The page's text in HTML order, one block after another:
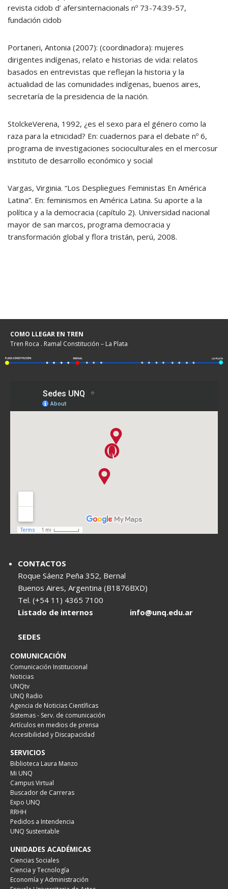
revista cidob d’ afersinternacionals nº 73-74:39-57,
fundación cidob
Portaneri, Antonia (2007): (coordinadora): mujeres
dirigentes indígenas, relato e historias de vida: relatos
basados en entrevistas que reflejan la historia y la
actualidad de las comunidades indígenas, buenos aires,
secretaría de la presidencia de la nación.
StolckeVerena, 1992, ¿es el sexo para el género como la
raza para la etnicidad? En: cuadernos para el debate nº 6,
programa de investigaciones socioculturales en el mercosur
instituto de desarrollo económico y social
Vargas, Virginia. “Los Despliegues Feministas En América
Latina”. En: feminismos en América Latina. Su aporte a la
política y a la democracia (capítulo 2). Universidad nacional
mayor de san marcos, programa democracia y
transformación global y flora tristán, perú, 2008.
COMO LLEGAR EN TREN
Tren Roca . Ramal Constitución – La Plata
CONTACTOS
Roque Sáenz Peña 352, Bernal
Buenos Aires, Argentina (B1876BXD)
Tel. (+54 11) 4365 7100
Listado de internos
info@unq.edu.ar
SEDES
COMUNICACIÓN
Comunicación Institucional
Noticias
UNQtv
UNQ Radio
Agencia de Noticias Científicas
Sistemas - Serv. de comunicación
Artículos en medios de prensa
Accesibilidad y Discapacidad
SERVICIOS
Biblioteca Laura Manzo
Mi UNQ
Campus Virtual
Buscador de Carreras
Expo UNQ
RRHH
Pedidos a Intendencia
UNQ Sustentable
UNIDADES ACADÉMICAS
Ciencias Sociales
Ciencia y Tecnología
Economía y Administración